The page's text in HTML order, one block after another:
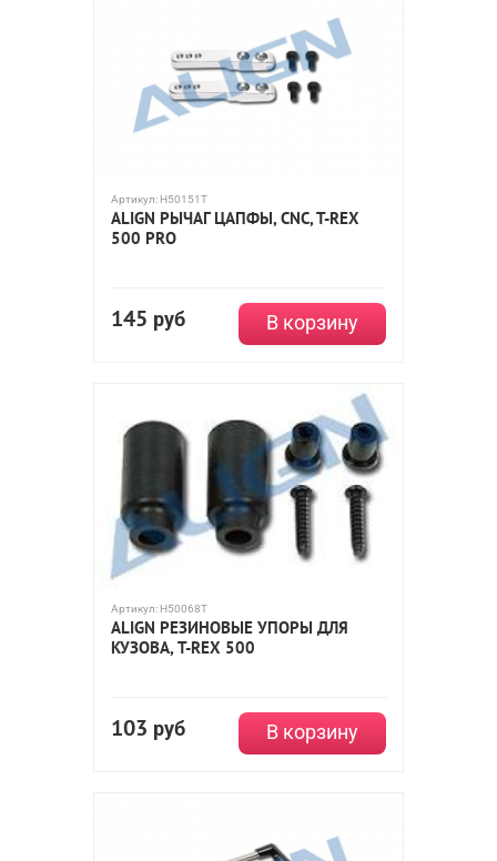
Артикул: H50151T
ALIGN РЫЧАГ ЦАПФЫ, CNC, T-REX
500 PRO
145 руб В корзину
Артикул: H50068T
ALIGN РЕЗИНОВЫЕ УПОРЫ ДЛЯ
КУЗОВА, T-REX 500
103 руб В корзину